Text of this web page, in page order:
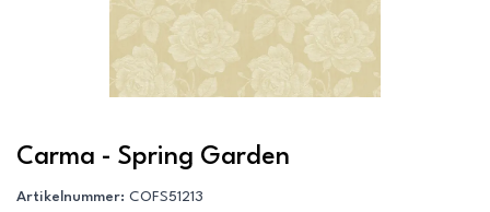
Carma - Spring Garden
Artikelnummer: COFS51213